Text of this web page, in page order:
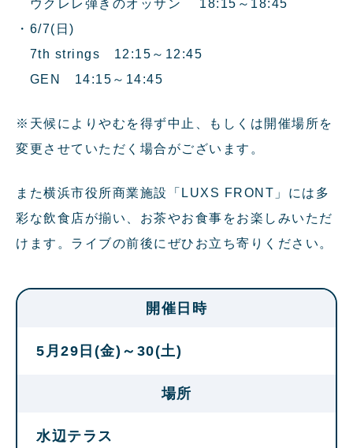
ウクレレ弾きのオッサン 18:15～18:45
・6/7(日)
7th strings 12:15～12:45
GEN 14:15～14:45
※天候によりやむを得ず中止、もしくは開催場所を
変更させていただく場合がございます。
また横浜市役所商業施設「LUXS FRONT」には多
彩な飲食店が揃い、お茶やお食事をお楽しみいただ
けます。ライブの前後にぜひお立ち寄りください。
開催日時
5月29日(金)～30(土)
場所
水辺テラス